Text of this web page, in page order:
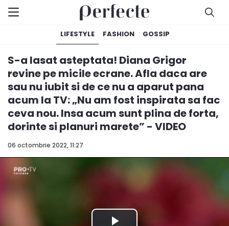
LIFESTYLE FASHION GOSSIP
06 octombrie 2022, 11:27
S-a lasat asteptata! Diana Grigor
revine pe micile ecrane. Afla daca are
sau nu iubit si de ce nu a aparut pana
acum la TV: „Nu am fost inspirata sa fac
ceva nou. Insa acum sunt plina de forta,
dorinte si planuri marete” - VIDEO